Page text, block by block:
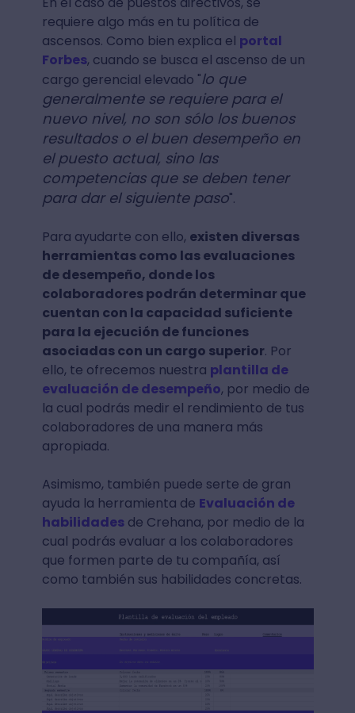
requiere algo más en tu política de
ascensos. Como bien explica el portal
Forbes, cuando se busca el ascenso de un
cargo gerencial elevado "lo que
generalmente se requiere para el
nuevo nivel, no son sólo los buenos
resultados o el buen desempeño en
el puesto actual, sino las
competencias que se deben tener
para dar el siguiente paso".
Para ayudarte con ello, existen diversas
herramientas como las evaluaciones
de desempeño, donde los
colaboradores podrán determinar que
cuentan con la capacidad suficiente
para la ejecución de funciones
asociadas con un cargo superior. Por
ello, te ofrecemos nuestra plantilla de
evaluación de desempeño, por medio de
la cual podrás medir el rendimiento de tus
colaboradores de una manera más
apropiada.
Asimismo, también puede serte de gran
ayuda la herramienta de Evaluación de
habilidadesde Crehana, por medio de la
cual podrás evaluar a los colaboradores
que formen parte de tu compañía, así
como también sus habilidades concretas.